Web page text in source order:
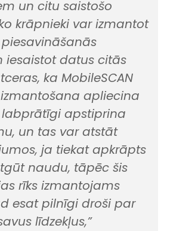
un citu saistošo
krāpnieki var izmantot
iesaistot datus citās
ka MobileSCAN
apliecina
labprātīgi apstiprina
un tas var atstāt
ja tiekat apkrāpts
naudu, tāpēc šis
rīks izmantojams
esat pilnīgi droši par
līdzekļus,”